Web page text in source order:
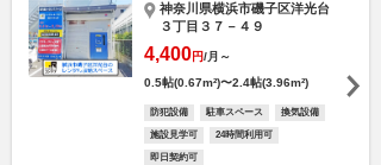
神奈川県横浜市磯子区洋光台
３丁目３７－４９
4,400円/月～
0.5帖(0.67m²)〜2.4帖(3.96m²)
防犯設備 駐車スペース 換気設備
施設見学可 24時間利用可
即日契約可